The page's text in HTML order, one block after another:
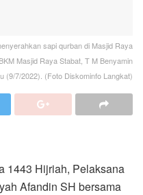
sapi qurban di Masjid Raya
Masjid Raya Stabat, T M Benyamin
(9/7/2022). (Foto Diskominfo Langkat)
1443 Hijriah, Pelaksana
Afandin SH bersama